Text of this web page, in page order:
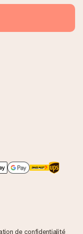
de confidentialité